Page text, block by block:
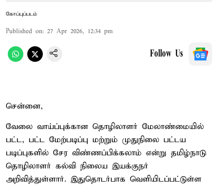
கோப்புப்படம்
Published on: 27 Apr 2026, 12:34 pm
Follow Us
சென்னை,
வேலை வாய்ப்புக்கான தொழிலாளர் மேலாண்மையில்
பட்ட, பட்ட மேற்படிப்பு மற்றும் முதுநிலை பட்டய
படிப்புகளில் சேர விண்ணப்பிக்கலாம் என்று தமிழ்நாடு
தொழிலாளர் கல்வி நிலைய இயக்குநர்
அறிவித்துள்ளார். இதுதொடர்பாக வெளியிடப்பட்டுள்ள